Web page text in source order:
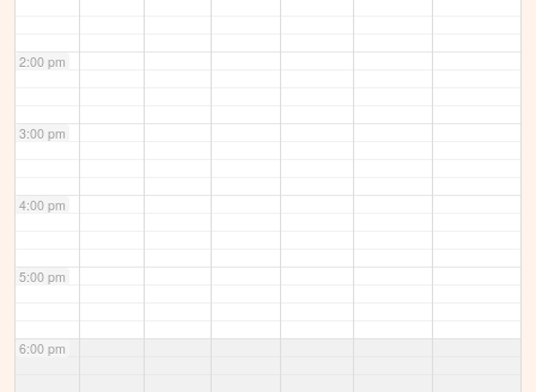
2:00 pm
3:00 pm
4:00 pm
5:00 pm
6:00 pm